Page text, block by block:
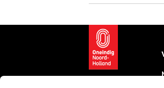
naar een mogelijke